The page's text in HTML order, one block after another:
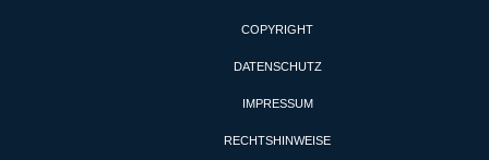
COPYRIGHT
DATENSCHUTZ
IMPRESSUM
RECHTSHINWEISE